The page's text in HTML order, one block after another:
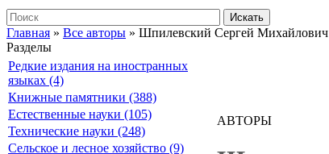
Искать
Главная » Все авторы » Шпилевский Сергей Михайлович
Разделы
Редкие издания на иностранных
языках (4)
Книжные памятники (388)
Естественные науки (105)
Технические науки (248)
Сельское и лесное хозяйство (9)
АВТОРЫ